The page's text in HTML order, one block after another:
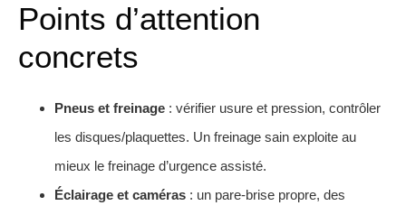
Points d’attention
concrets
Pneus et freinage : vérifier usure et pression, contrôler
les disques/plaquettes. Un freinage sain exploite au
mieux le freinage d’urgence assisté.
Éclairage et caméras : un pare-brise propre, des